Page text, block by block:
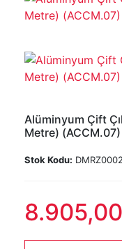
Alüminyum Çift
Metre) (ACCM.07)
Stok Kodu: